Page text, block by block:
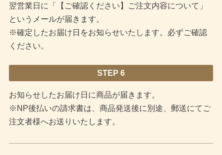
翌営業日に「【ご確認ください】ご注文内容について」
というメールが届きます。
※確定したお届け日をお知らせいたします。必ずご確認
ください。
STEP 6
お知らせしたお届け日に商品が届きます。
※NP後払いの請求書は、商品発送後に別途、郵送にてご
注文者様へお送りいたします。